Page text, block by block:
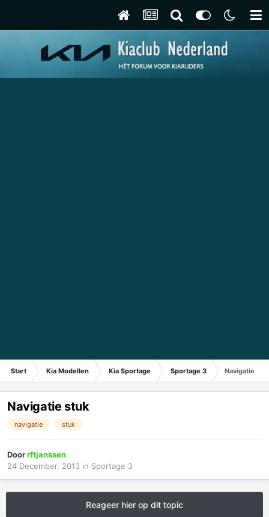
Start Kia Modellen Kia Sportage Sportage 3 Navigatie
Navigatie stuk
navigatie stuk
Doorrftjanssen
24 December, 2013 in Sportage 3
Reageer hier op dit topic